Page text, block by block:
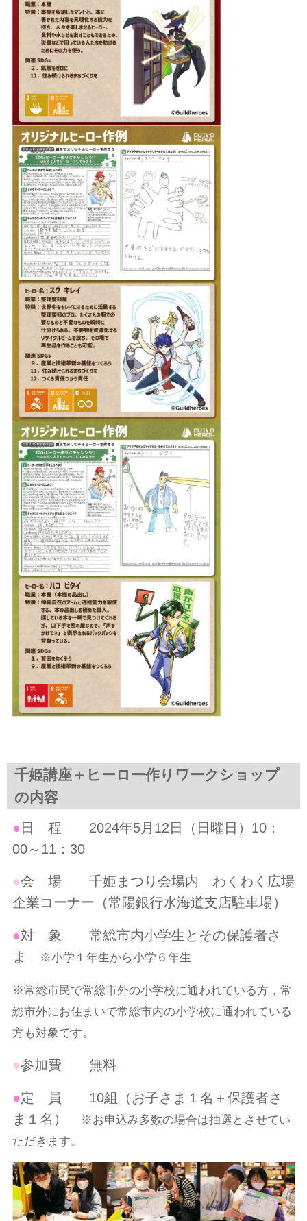
千姫講座＋ヒーロー作りワークショップ
の内容
●日 程 2024年5月12日（日曜日）10：
00～11：30
●会 場 千姫まつり会場内 わくわく広場
企業コーナー（常陽銀行水海道支店駐車場）
●対 象 常総市内小学生とその保護者さ
ま
※小学１年生から小学６年生
※常総市民で常総市外の小学校に通われている方，常
総市外にお住まいで常総市内の小学校に通われている
方も対象です。
●参加費 無料
●定 員 10組（お子さま１名＋保護者さ
ま１名）
※お申込み多数の場合は抽選とさせてい
ただきます。